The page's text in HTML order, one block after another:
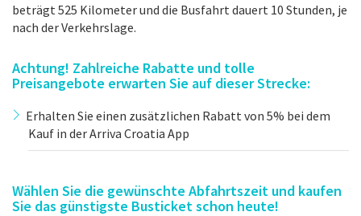
beträgt 525 Kilometer und die Busfahrt dauert 10 Stunden, je
nach der Verkehrslage.
Achtung! Zahlreiche Rabatte und tolle
Preisangebote erwarten Sie auf dieser Strecke:
Erhalten Sie einen zusätzlichen Rabatt von 5% bei dem
Kauf in der Arriva Croatia App
Wählen Sie die gewünschte Abfahrtszeit und kaufen
Sie das günstigste Busticket schon heute!